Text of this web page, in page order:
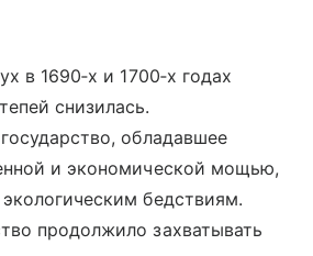
в 1690‑х и 1700‑х годах
снизилась.
обладавшее
и экономической мощью,
бедствиям.
продолжило захватывать